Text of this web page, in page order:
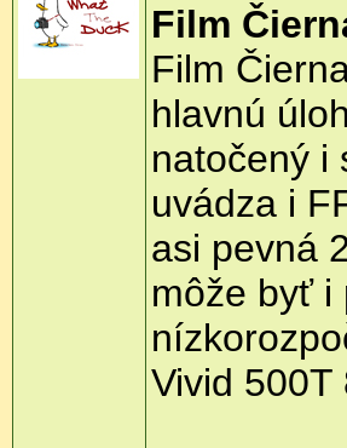
Film
Film
hlavnú
natočený i
uvádza i
asi pevná
môže byť i
Vivid